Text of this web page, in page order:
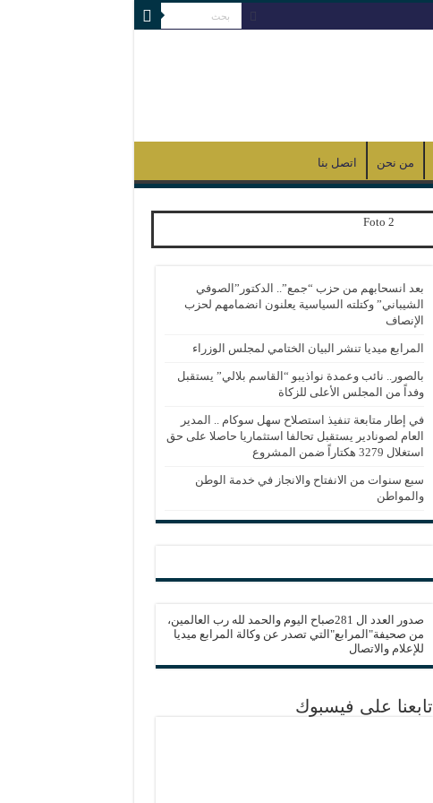
من نحن اتصل بنا
بعد انسحابهم من حزب “جمع”.. الدكتور”الصوفي
الشيباني” وكتلته السياسية يعلنون انضمامهم لحزب
الإنصاف
المرابع ميديا تنشر البيان الختامي لمجلس الوزراء
بالصور.. نائب وعمدة نواذيبو “القاسم بلالي” يستقبل
وفداً من المجلس الأعلى للزكاة
في إطار متابعة تنفيذ استصلاح سهل سوكام .. المدير
العام لصونادير يستقبل تحالفا استثماريا حاصلا على حق
استغلال 3279 هكتاراً ضمن المشروع
سبع سنوات من الانفتاح والانجاز في خدمة الوطن
والمواطن
صدور العدد ال 281صباح اليوم والحمد لله رب العالمين،
من صحيفة"المرابع"التي تصدر عن وكالة المرابع ميديا
للإعلام والاتصال
تابعنا على فيسبوك